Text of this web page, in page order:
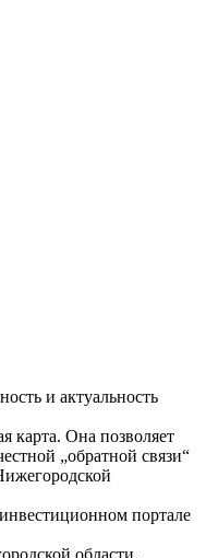
и актуальность
карта. Она позволяет
„обратной связи“
портале